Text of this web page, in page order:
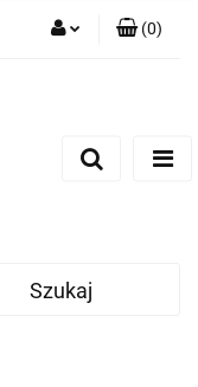
(0)
Szukaj